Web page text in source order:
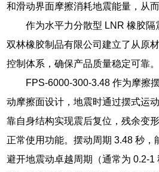
和滑动界面摩擦消耗地震能量，从
作为水平力分散型 LNR 橡胶
双林橡胶制品有限公司建立了从原
控制体系，确保产品质量稳定可靠。
FPS-6000-300-3.48 作为摩擦
动摩擦面设计，地震时通过摆式运
靠自身结构实现震后复位，残余变
正常使用功能。摆动周期 3.48 秒，
避开地震动卓越周期（通常为 0.2-1